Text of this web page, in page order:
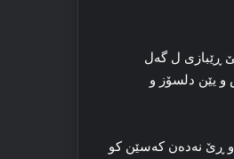
ڕێبازی ل گه‌ل
و یێن دلسۆز و
و ڕێ نه‌ده‌ن که‌سێن کو